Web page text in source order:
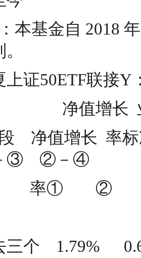
上证50ETF联接Y
③    ②－④
率①
个    1.79%